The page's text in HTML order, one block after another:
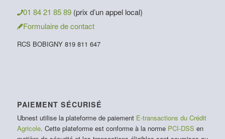
01 84 21 85 89 (prix d’un appel local)
Formulaire de contact
RCS BOBIGNY 819 811 647
PAIEMENT SÉCURISÉ
Ubnest utilise la plateforme de paiement E-transactions du Crédit
Agricole. Cette plateforme est conforme à la norme PCI-DSS en